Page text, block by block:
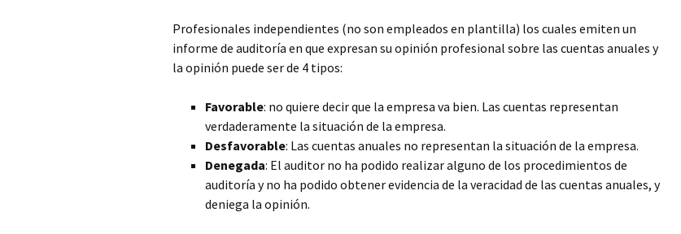
Profesionales independientes (no son empleados en plantilla) los cuales emiten un
informe de auditoría en que expresan su opinión profesional sobre las cuentas anuales y
la opinión puede ser de 4 tipos:
Favorable: no quiere decir que la empresa va bien. Las cuentas representan
verdaderamente la situación de la empresa.
Desfavorable: Las cuentas anuales no representan la situación de la empresa.
Denegada: El auditor no ha podido realizar alguno de los procedimientos de
auditoría y no ha podido obtener evidencia de la veracidad de las cuentas anuales, y
deniega la opinión.